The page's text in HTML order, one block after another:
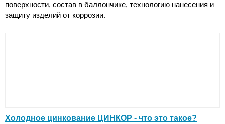
поверхности, состав в баллончике, технологию нанесения и
защиту изделий от коррозии.
Холодное цинкование ЦИНКОР - что это такое?